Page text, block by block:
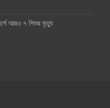
আরও ৭ শিশুর মৃত্যু